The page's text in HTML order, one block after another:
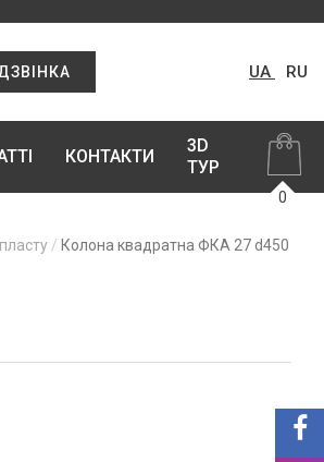
UA RU
КОНТАКТИ
3D
ТУР
0
Колона квадратна ФКА 27 d450